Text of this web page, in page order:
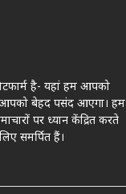
है- यहां हम आपको
बेहद पसंद आएगा। हम
पर ध्यान केंद्रित करते
समर्पित हैं।